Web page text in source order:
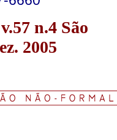
n.4 São
2005